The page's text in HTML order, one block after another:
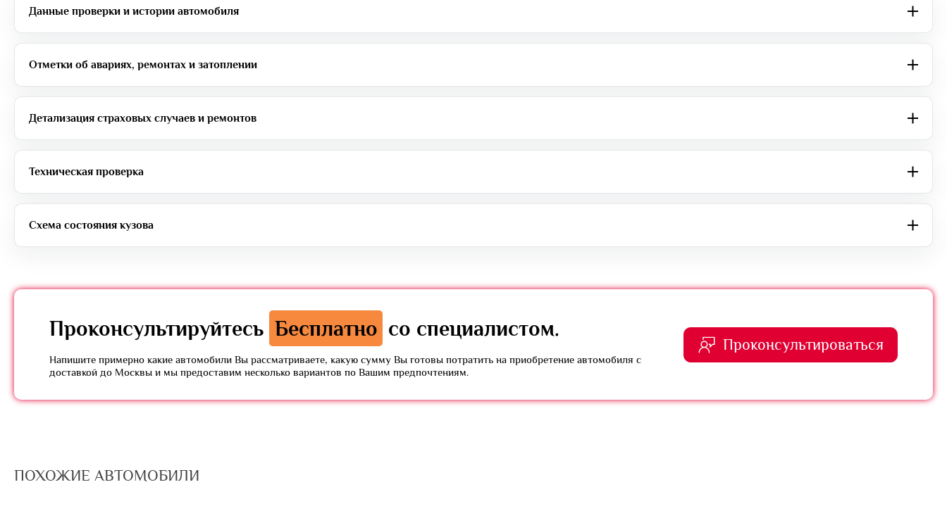
Данные проверки и истории автомобиля
Отметки об авариях, ремонтах и затоплении
Детализация страховых случаев и ремонтов
Техническая проверка
Схема состояния кузова
Проконсультируйтесь Бесплатно со специалистом.
Напишите примерно какие автомобили Вы рассматриваете, какую сумму Вы готовы потратить на приобретение автомобиля с
доставкой до Москвы и мы предоставим несколько вариантов по Вашим предпочтениям.
Проконсультироваться
ПОХОЖИЕ АВТОМОБИЛИ